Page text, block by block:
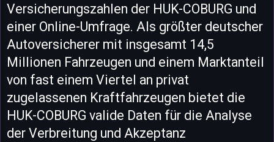
Versicherungszahlen der HUK-COBURG und
einer Online-Umfrage. Als größter deutscher
Autoversicherer mit insgesamt 14,5
Millionen Fahrzeugen und einem Marktanteil
von fast einem Viertel an privat
zugelassenen Kraftfahrzeugen bietet die
HUK-COBURG valide Daten für die Analyse
der Verbreitung und Akzeptanz